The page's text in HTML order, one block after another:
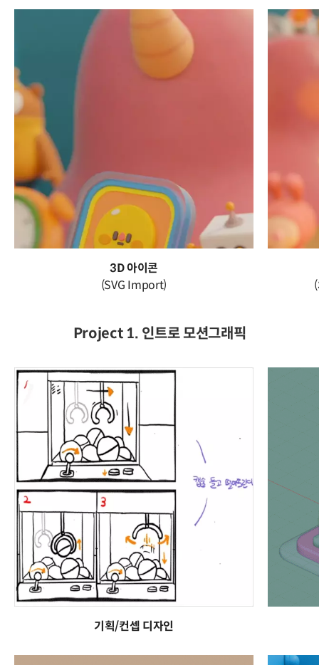
3D 아이콘
(SVG Import)
Project 1. 인트로 모션그래픽
기획/컨셉 디자인